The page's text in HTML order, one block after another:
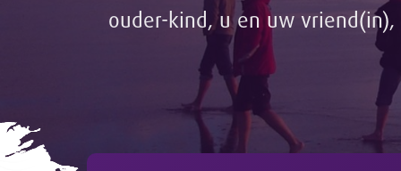
ouder-kind, u en uw